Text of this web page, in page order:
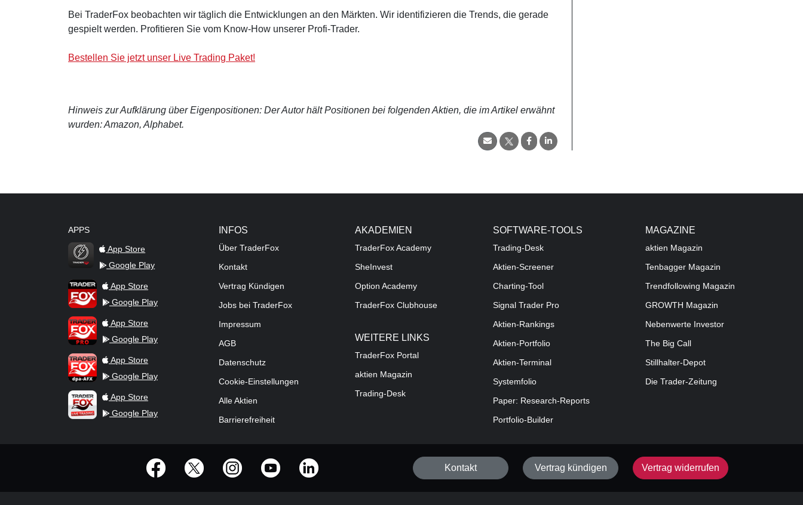
Bei TraderFox beobachten wir täglich die Entwicklungen an den Märkten. Wir identifizieren die Trends, die gerade
gespielt werden. Profitieren Sie vom Know-How unserer Profi-Trader.
Bestellen Sie jetzt unser Live Trading Paket!
Hinweis zur Aufklärung über Eigenpositionen: Der Autor hält Positionen bei folgenden Aktien, die im Artikel erwähnt
wurden: Amazon, Alphabet.
APPS
TraderFox Flash
App Store
Google Play
TraderFox AppApp Store
Google Play
TraderFox ProApp Store
Google Play
TraderFox dpa-AFX ProFeed
App Store
Google Play
TraderFox Live Trading
App Store
Google Play
INFOS
Über TraderFox
Kontakt
Vertrag Kündigen
Jobs bei TraderFox
Impressum
AGB
Datenschutz
Cookie-Einstellungen
Alle Aktien
Barrierefreiheit
AKADEMIEN
TraderFox Academy
SheInvest
Option Academy
TraderFox Clubhouse
WEITERE LINKS
TraderFox Portal
aktien Magazin
Trading-Desk
SOFTWARE-TOOLS
Trading-Desk
Aktien-Screener
Charting-Tool
Signal Trader Pro
Aktien-Rankings
Aktien-Portfolio
Aktien-Terminal
Systemfolio
Paper: Research-Reports
Portfolio-Builder
MAGAZINE
aktien Magazin
Tenbagger Magazin
Trendfollowing Magazin
GROWTH Magazin
Nebenwerte Investor
The Big Call
Stillhalter-Depot
Die Trader-Zeitung
offizielle Social Media-Accounts
Kontakt Vertrag kündigen Vertrag widerrufen